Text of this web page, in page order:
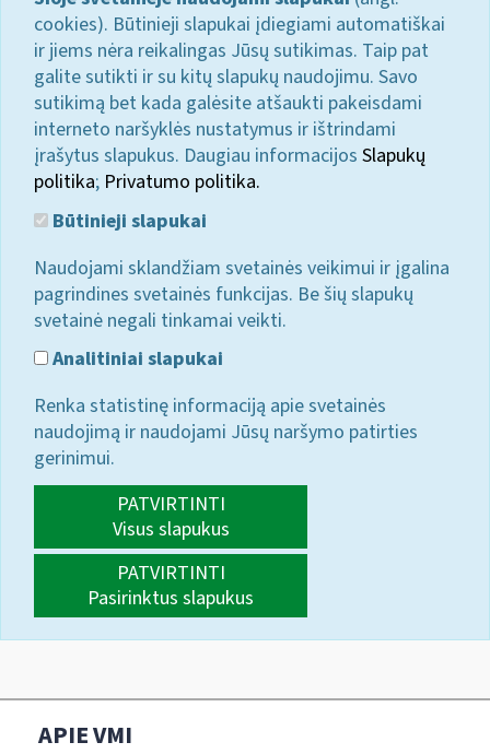
cookies). Būtinieji slapukai įdiegiami automatiškai
ir jiems nėra reikalingas Jūsų sutikimas. Taip pat
galite sutikti ir su kitų slapukų naudojimu. Savo
sutikimą bet kada galėsite atšaukti pakeisdami
interneto naršyklės nustatymus ir ištrindami
įrašytus slapukus. Daugiau informacijos Slapukų
politika; Privatumo politika.
Būtinieji slapukai
Naudojami sklandžiam svetainės veikimui ir įgalina
pagrindines svetainės funkcijas. Be šių slapukų
svetainė negali tinkamai veikti.
Analitiniai slapukai
Renka statistinę informaciją apie svetainės
naudojimą ir naudojami Jūsų naršymo patirties
gerinimui.
PATVIRTINTI
Visus slapukus
PATVIRTINTI
Pasirinktus slapukus
APIE VMI